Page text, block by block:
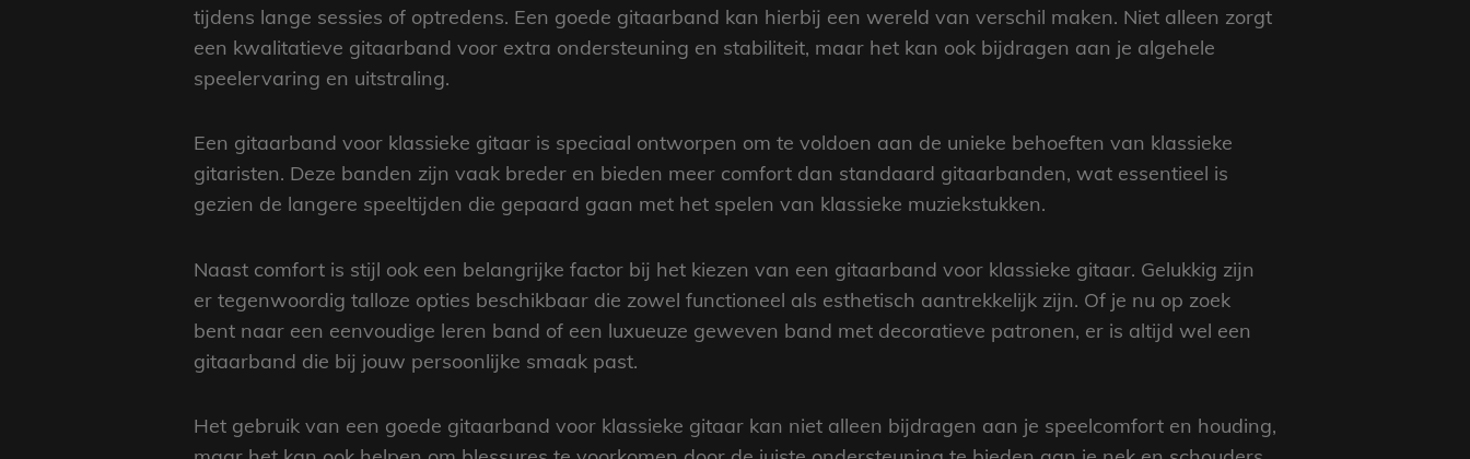
tijdens lange sessies of optredens. Een goede gitaarband kan hierbij een wereld van verschil maken. Niet alleen zorgt
een kwalitatieve gitaarband voor extra ondersteuning en stabiliteit, maar het kan ook bijdragen aan je algehele
speelervaring en uitstraling.
Een gitaarband voor klassieke gitaar is speciaal ontworpen om te voldoen aan de unieke behoeften van klassieke
gitaristen. Deze banden zijn vaak breder en bieden meer comfort dan standaard gitaarbanden, wat essentieel is
gezien de langere speeltijden die gepaard gaan met het spelen van klassieke muziekstukken.
Naast comfort is stijl ook een belangrijke factor bij het kiezen van een gitaarband voor klassieke gitaar. Gelukkig zijn
er tegenwoordig talloze opties beschikbaar die zowel functioneel als esthetisch aantrekkelijk zijn. Of je nu op zoek
bent naar een eenvoudige leren band of een luxueuze geweven band met decoratieve patronen, er is altijd wel een
gitaarband die bij jouw persoonlijke smaak past.
Het gebruik van een goede gitaarband voor klassieke gitaar kan niet alleen bijdragen aan je speelcomfort en houding,